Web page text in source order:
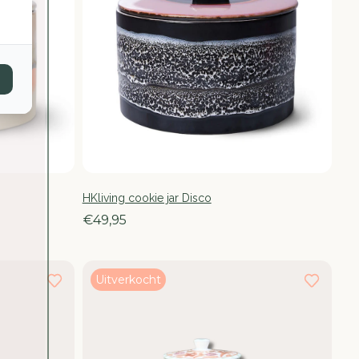
HKliving cookie jar Disco
€49,95
Uitverkocht